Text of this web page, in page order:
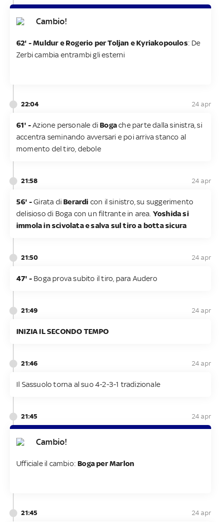
Cambio!
62' -Muldur e Rogerio per Toljan e Kyriakopoulos: De
Zerbi cambia entrambi gli esterni
22:04 24 apr
61' -Azione personale di Bogache parte dalla sinistra, si
accentra seminando avversari e poi arriva stanco al
momento del tiro, debole
21:58 24 apr
56' -Girata di Berardi con il sinistro, su suggerimento
delisioso di Boga con un filtrante in area. Yoshida si
immola in scivolata e salva sul tiro a botta sicura
21:50 24 apr
47' - Boga prova subito il tiro, para Audero
21:49 24 apr
INIZIA IL SECONDO TEMPO
21:46 24 apr
Il Sassuolo torna al suo 4-2-3-1 tradizionale
21:45 24 apr
Cambio!
Ufficiale il cambio: Boga per Marlon
21:45 24 apr